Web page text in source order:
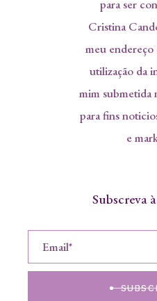
para ser
Cristina
meu
utilização da
mim submetida
para fins
e
Subscreva